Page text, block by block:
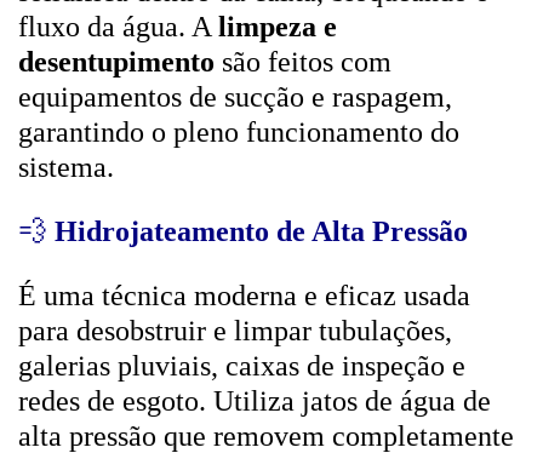
fluxo da água. A limpeza e
desentupimento são feitos com
equipamentos de sucção e raspagem,
garantindo o pleno funcionamento do
sistema.
💨 Hidrojateamento de Alta Pressão
É uma técnica moderna e eficaz usada
para desobstruir e limpar tubulações,
galerias pluviais, caixas de inspeção e
redes de esgoto. Utiliza jatos de água de
alta pressão que removem completamente